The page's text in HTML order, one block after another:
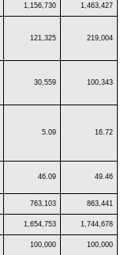
1,156,730 1,463,427
121,325 219,004
30,559 100,343
5.09 16.72
46.09 49.46
763,103 863,441
1,654,753 1,744,678
100,000 100,000